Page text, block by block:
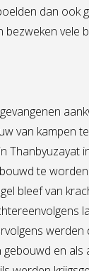
dan ook
bezweken vele
van kampen
Thanbyuzayat
te
bleef van
werden
en als